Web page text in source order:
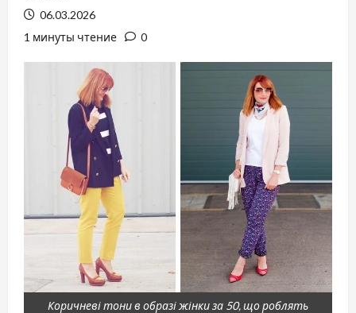
06.03.2026
1 минуты чтение
0
Коричневі тони в образі жінки за 50, що роблять